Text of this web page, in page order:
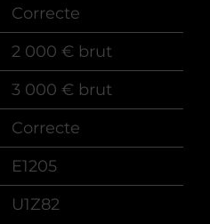
Correcte
2 000 € brut
3 000 € brut
Correcte
E1205
U1Z82